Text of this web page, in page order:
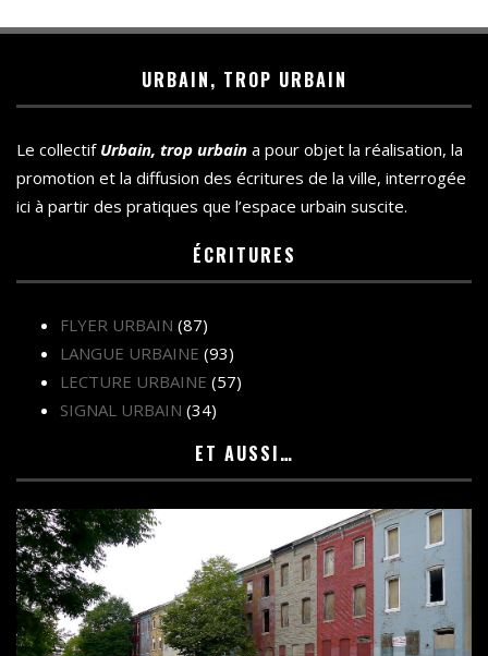
URBAIN, TROP URBAIN
Le collectif Urbain, trop urbain a pour objet la réalisation, la
promotion et la diffusion des écritures de la ville, interrogée
ici à partir des pratiques que l’espace urbain suscite.
ÉCRITURES
FLYER URBAIN (87)
LANGUE URBAINE (93)
LECTURE URBAINE (57)
SIGNAL URBAIN (34)
ET AUSSI…